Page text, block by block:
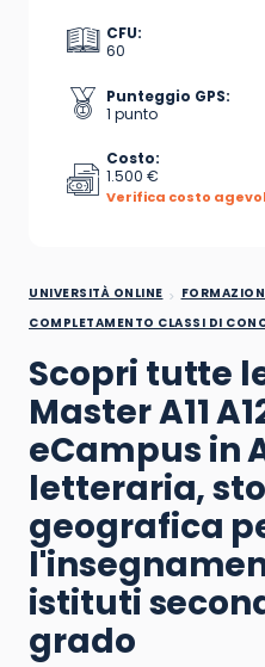
CFU:
60
Punteggio GPS:
1 punto
Costo:
1.500 €
Verifica costo
UNIVERSITÀ ONLINE
COMPLETAMENTO CLASSI DI
Scopri tutte
Master A11
eCampus in
letteraria,
geografica
istituti
grado